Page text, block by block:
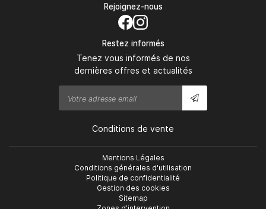
Rejoignez-nous
Restez informés
Tenez vous informés de nos
dernières offres et actualités
Conditions de vente
Mentions Légales
Conditions générales d'utilisation
Politique de confidentialité
Gestion des cookies
Sitemap